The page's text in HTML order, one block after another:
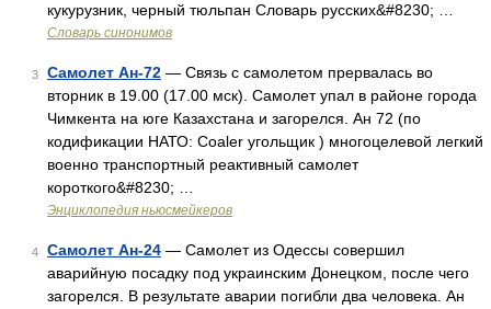
кукурузник, черный тюльпан Словарь русских&#8230; …
Словарь синонимов
3 Самолет Ан-72 — Связь с самолетом прервалась во
вторник в 19.00 (17.00 мск). Самолет упал в районе города
Чимкента на юге Казахстана и загорелся. Ан 72 (по
кодификации НАТО: Coaler угольщик ) многоцелевой легкий
военно транспортный реактивный самолет
короткого&#8230; …
Энциклопедия ньюсмейкеров
4 Самолет Ан-24 — Самолет из Одессы совершил
аварийную посадку под украинским Донецком, после чего
загорелся. В результате аварии погибли два человека. Ан